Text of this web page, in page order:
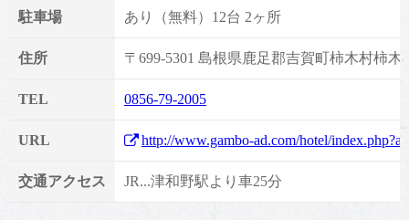
駐車場 あり（無料）12台 2ヶ所
住所 〒699-5301 島根県鹿足郡吉賀町柿木村柿木
TEL 0856-79-2005
URL http://www.gambo-ad.com/hotel/
交通アクセス JR...津和野駅より車25分